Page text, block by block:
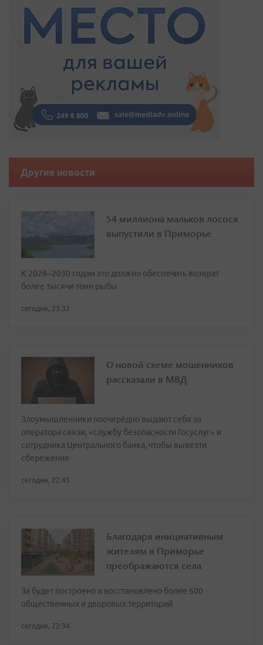
Другие новости
54 миллиона мальков лосося
выпустили в Приморье
К 2028–2030 годам это должно обеспечить возврат
более тысячи тонн рыбы
сегодня, 23:32
О новой схеме мошенников
рассказали в МВД
Злоумышленники поочерёдно выдают себя за
оператора связи, «службу безопасности Госуслуг» и
сотрудника Центрального банка, чтобы вывезти
сбережения
сегодня, 22:45
Благодаря инициативным
жителям в Приморье
преображаются села
За будет построено и восстановлено более 600
общественных и дворовых территорий
сегодня, 22:34